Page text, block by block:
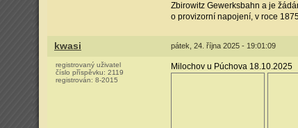
Zbirowitz Gewerksbahn a je
o provizorní napojení, v roce
kwasi pátek, 24. října 2025 - 19:01:09
registrovaný uživatel
číslo příspěvku: 2119
registrován: 8-2015
Milochov u Púchova 18.10.2025